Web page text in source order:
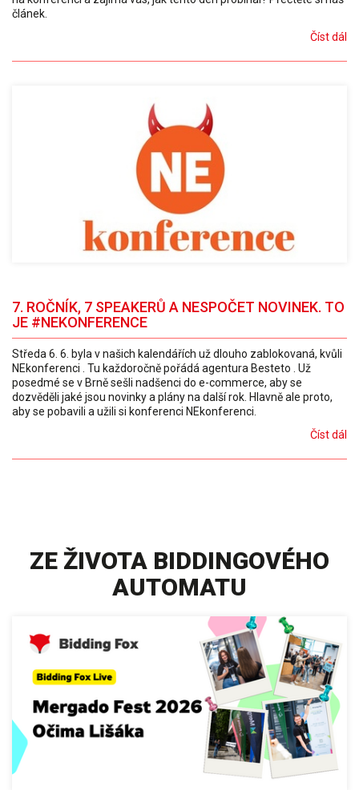
článek.
Číst dál
7. ROČNÍK, 7 SPEAKERŮ A NESPOČET NOVINEK. TO
JE #NEKONFERENCE
Středa 6. 6. byla v našich kalendářích už dlouho zablokovaná, kvůli
NEkonferenci . Tu každoročně pořádá agentura Besteto . Už
posedmé se v Brně sešli nadšenci do e-commerce, aby se
dozvěděli jaké jsou novinky a plány na další rok. Hlavně ale proto,
aby se pobavili a užili si konferenci NEkonferenci.
Číst dál
ZE ŽIVOTA BIDDINGOVÉHO
AUTOMATU